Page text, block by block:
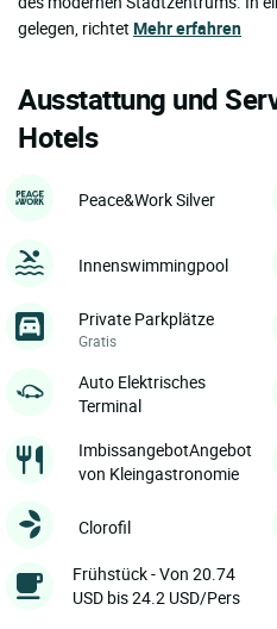
gelegen, richtet Mehr erfahren
Ausstattung und
Hotels
Peace&Work Silver
Innenswimmingpool
Private Parkplätze
Gratis
Auto Elektrisches
Terminal
ImbissangebotAngebot
von Kleingastronomie
Clorofil
Frühstück - Von 20.74
USD bis 24.2 USD/Pers